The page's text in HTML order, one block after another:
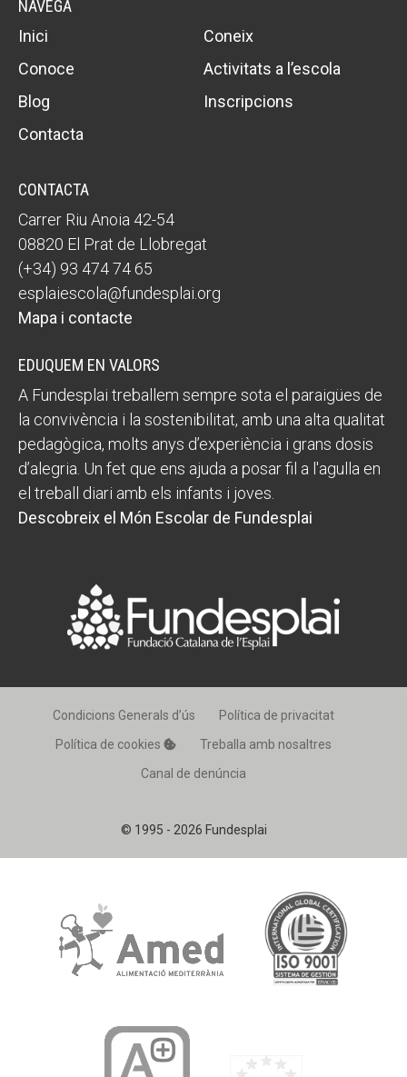
NAVEGA
Inici
Coneix
Conoce
Activitats a l’escola
Blog
Inscripcions
Contacta
CONTACTA
Carrer Riu Anoia 42-54
08820 El Prat de Llobregat
(+34) 93 474 74 65
esplaiescola@fundesplai.org
Mapa i contacte
EDUQUEM EN VALORS
A Fundesplai treballem sempre sota el paraigües de
la convivència i la sostenibilitat, amb una alta qualitat
pedagògica, molts anys d’experiència i grans dosis
d’alegria. Un fet que ens ajuda a posar fil a l'agulla en
el treball diari amb els infants i joves.
Descobreix el Món Escolar de Fundesplai
© 1995 - 2026 Fundesplai
Condicions Generals d’ús
Política de privacitat
Política de cookies
Treballa amb nosaltres
Canal de denúncia